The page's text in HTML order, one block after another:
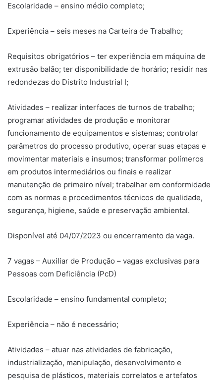
Escolaridade – ensino médio completo;
Experiência – seis meses na Carteira de Trabalho;
Requisitos obrigatórios – ter experiência em máquina de
extrusão balão; ter disponibilidade de horário; residir nas
redondezas do Distrito Industrial I;
Atividades – realizar interfaces de turnos de trabalho;
programar atividades de produção e monitorar
funcionamento de equipamentos e sistemas; controlar
parâmetros do processo produtivo, operar suas etapas e
movimentar materiais e insumos; transformar polímeros
em produtos intermediários ou finais e realizar
manutenção de primeiro nível; trabalhar em conformidade
com as normas e procedimentos técnicos de qualidade,
segurança, higiene, saúde e preservação ambiental.
Disponível até 04/07/2023 ou encerramento da vaga.
7 vagas – Auxiliar de Produção – vagas exclusivas para
Pessoas com Deficiência (PcD)
Escolaridade – ensino fundamental completo;
Experiência – não é necessário;
Atividades – atuar nas atividades de fabricação,
industrialização, manipulação, desenvolvimento e
pesquisa de plásticos, materiais correlatos e artefatos